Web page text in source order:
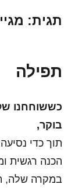
תגית:
תפילה
כששוחחנו
בוקר,
תוך כדי
הכנה רגשית
במקרה שלה,